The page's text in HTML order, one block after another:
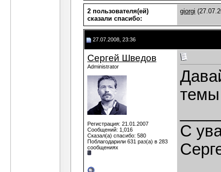
2 пользователя(ей)
сказали cпасибо:
giorgi
27.07.2008, 23:36
Сергей Шведов
Administrator
Регистрация: 21.01.2007
Сообщений: 1,016
Сказал(а) спасибо: 580
Поблагодарили 631 раз(а) в 283
сообщениях
C